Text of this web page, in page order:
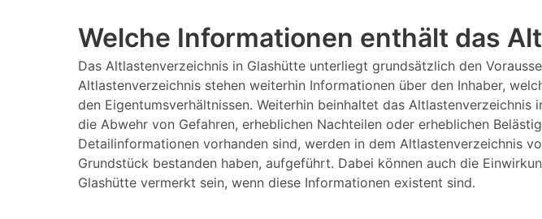
Welche Informationen enthält das
Das Altlastenverzeichnis in Glashütte unterliegt grundsätzlich den
Altlastenverzeichnis stehen weiterhin Informationen über den Inhaber,
den Eigentumsverhältnissen. Weiterhin beinhaltet das
die Abwehr von Gefahren, erheblichen Nachteilen oder erheblichen
Detailinformationen vorhanden sind, werden in dem Altlastenverzeichnis
Grundstück bestanden haben, aufgeführt. Dabei können auch die
Glashütte vermerkt sein, wenn diese Informationen existent sind.